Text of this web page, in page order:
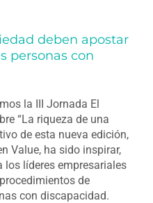
deben apostar
personas con
la III Jornada El
“La riqueza de una
de esta nueva edición,
Value, ha sido inspirar,
líderes empresariales
de
con discapacidad.